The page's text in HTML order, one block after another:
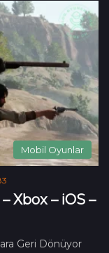
Mobil Oyunlar
Xbox – iOS –
Geri Dönüyor